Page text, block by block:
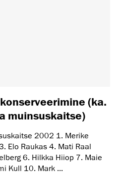
(ka.
muinsuskaitse)
2002 1. Merike
Elo Raukas 4. Mati Raal
6. Hilkka Hiiop 7. Maie
Kull 10. Mark ...